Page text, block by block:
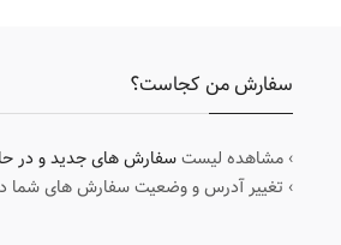
سفارش من کجاست؟
› مشاهده لیستسفارش های جدید و در
› تغییر آدرس و وضعیت سفارش های شما